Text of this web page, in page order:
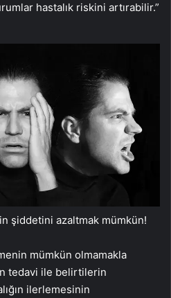
hastalık riskini artırabilir.”
şiddetini azaltmak mümkün!
mümkün olmamakla
tedavi ile belirtilerin
ilerlemesinin